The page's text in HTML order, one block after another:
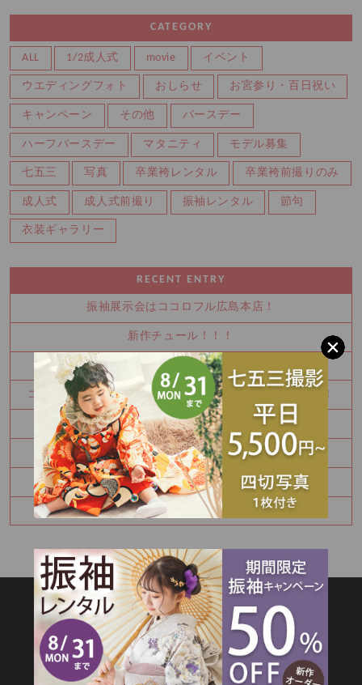
CATEGORY
ALL 1/2成人式 movie イベント
ウエディングフォト おしらせ お宮参り・百日祝い
キャンペーン その他 バースデー
ハーフバースデー マタニティ モデル募集
七五三 写真 卒業袴レンタル 卒業袴前撮りのみ
成人式 成人式前撮り 振袖レンタル 節句
衣装ギャラリー
RECENT ENTRY
振袖展示会はココロフル広島本店！
新作チュール！！！
振袖展示会開催中！！
ココロフル広島本店ならご主役様は２着着れちゃいます！
モデル撮影参加ありがとうございました☺
振袖展示会開催します！
モデル撮影のご参加ありがとうございました😌
NEW COSTUME 入荷！！
SITEMAP
TOP 新着情報
撮影メニュー
料金・商品
キャンペーン
衣装カタログ